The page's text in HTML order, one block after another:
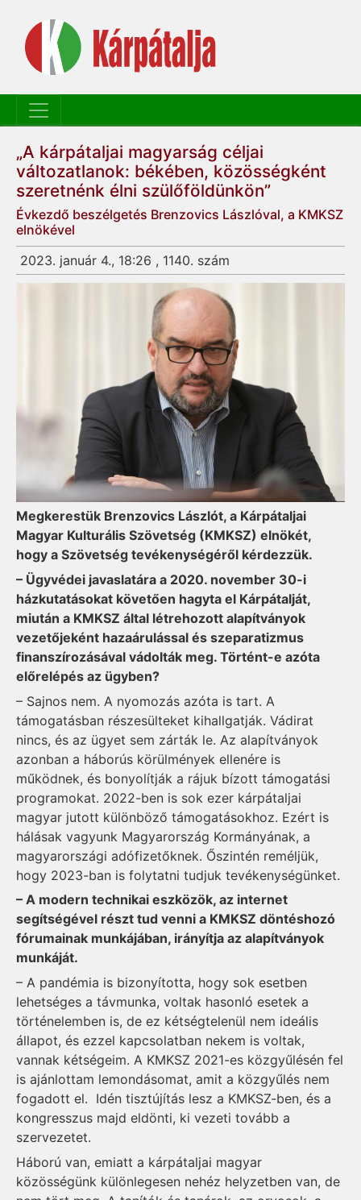
„A kárpátaljai magyarság céljai
változatlanok: békében, közösségként
szeretnénk élni szülőföldünkön”
Évkezdő beszélgetés Brenzovics Lászlóval, a KMKSZ
elnökével
2023. január 4., 18:26 , 1140. szám
Megkerestük Brenzovics Lászlót, a Kárpátaljai
Magyar Kulturális Szövetség (KMKSZ) elnökét,
hogy a Szövetség tevékenységéről kérdezzük.
– Ügyvédei javaslatára a 2020. november 30-i
házkutatásokat követően hagyta el Kárpátalját,
miután a KMKSZ által létrehozott alapítványok
vezetőjeként hazaárulással és szeparatizmus
finanszírozásával vádolták meg. Történt-e azóta
előrelépés az ügyben?
– Sajnos nem. A nyomozás azóta is tart. A
támogatásban részesülteket kihallgatják. Vádirat
nincs, és az ügyet sem zárták le. Az alapítványok
azonban a háborús körülmények ellenére is
működnek, és bonyolítják a rájuk bízott támogatási
programokat. 2022-ben is sok ezer kárpátaljai
magyar jutott különböző támogatásokhoz. Ezért is
hálásak vagyunk Magyarország Kormányának, a
magyarországi adófizetőknek. Őszintén reméljük,
hogy 2023-ban is folytatni tudjuk tevékenységünket.
– A modern technikai eszközök, az internet
segítségével részt tud venni a KMKSZ döntéshozó
fórumainak munkájában, irányítja az alapítványok
munkáját.
– A pandémia is bizonyította, hogy sok esetben
lehetséges a távmunka, voltak hasonló esetek a
történelemben is, de ez kétségtelenül nem ideális
állapot, és ezzel kapcsolatban nekem is voltak,
vannak kétségeim. A KMKSZ 2021-es közgyűlésén fel
is ajánlottam lemondásomat, amit a közgyűlés nem
fogadott el. Idén tisztújítás lesz a KMKSZ-ben, és a
kongresszus majd eldönti, ki vezeti tovább a
szervezetet.
Háború van, emiatt a kárpátaljai magyar
közösségünk különlegesen nehéz helyzetben van, de